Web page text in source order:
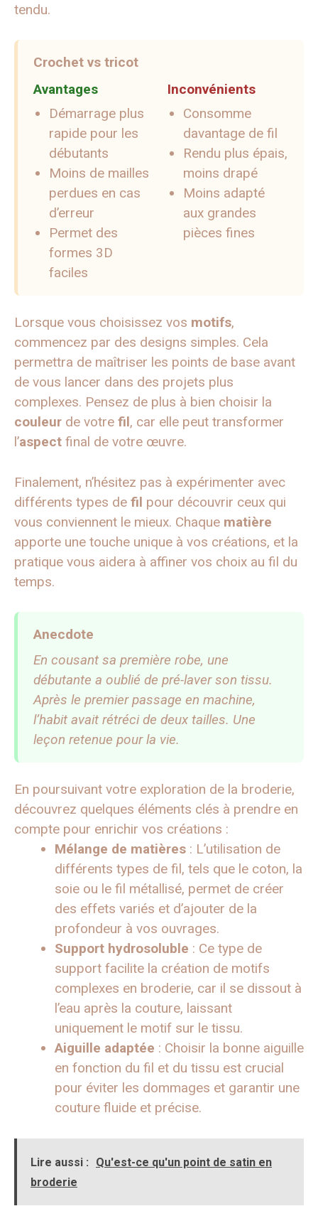
tendu.
Crochet vs tricot
Avantages
Démarrage plus
rapide pour les
débutants
Moins de mailles
perdues en cas
d’erreur
Permet des
formes 3D
faciles
Inconvénients
Consomme
davantage de fil
Rendu plus épais,
moins drapé
Moins adapté
aux grandes
pièces fines
Lorsque vous choisissez vos motifs,
commencez par des designs simples. Cela
permettra de maîtriser les points de base avant
de vous lancer dans des projets plus
complexes. Pensez de plus à bien choisir la
couleur de votre fil, car elle peut transformer
l’aspect final de votre œuvre.
Finalement, n’hésitez pas à expérimenter avec
différents types de fil pour découvrir ceux qui
vous conviennent le mieux. Chaque matière
apporte une touche unique à vos créations, et la
pratique vous aidera à affiner vos choix au fil du
temps.
Anecdote
En cousant sa première robe, une
débutante a oublié de pré-laver son tissu.
Après le premier passage en machine,
l’habit avait rétréci de deux tailles. Une
leçon retenue pour la vie.
En poursuivant votre exploration de la broderie,
découvrez quelques éléments clés à prendre en
compte pour enrichir vos créations :
Mélange de matières : L’utilisation de
différents types de fil, tels que le coton, la
soie ou le fil métallisé, permet de créer
des effets variés et d’ajouter de la
profondeur à vos ouvrages.
Support hydrosoluble : Ce type de
support facilite la création de motifs
complexes en broderie, car il se dissout à
l’eau après la couture, laissant
uniquement le motif sur le tissu.
Aiguille adaptée : Choisir la bonne aiguille
en fonction du fil et du tissu est crucial
pour éviter les dommages et garantir une
couture fluide et précise.
Lire aussi :
Qu'est-ce qu'un point de satin en
broderie